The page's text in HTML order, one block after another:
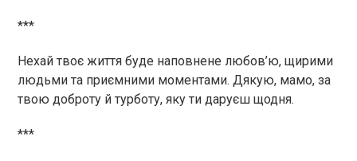
***
Нехай твоє життя буде наповнене любов’ю, щирими
людьми та приємними моментами. Дякую, мамо, за
твою доброту й турботу, яку ти даруєш щодня.
***